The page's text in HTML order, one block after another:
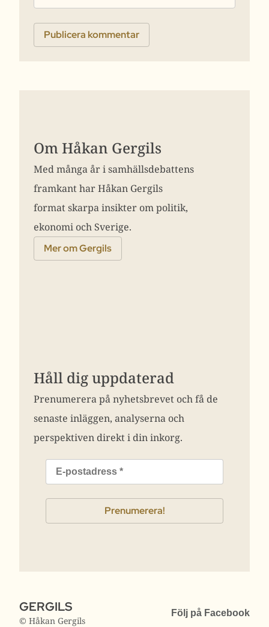
Om Håkan Gergils
Med många år i samhällsdebattens
framkant har Håkan Gergils
format skarpa insikter om politik,
ekonomi och Sverige.
Mer om Gergils
Håll dig uppdaterad
Prenumerera på nyhetsbrevet och få de
senaste inläggen, analyserna och
perspektiven direkt i din inkorg.
GERGILS
© Håkan Gergils
Följ på Facebook